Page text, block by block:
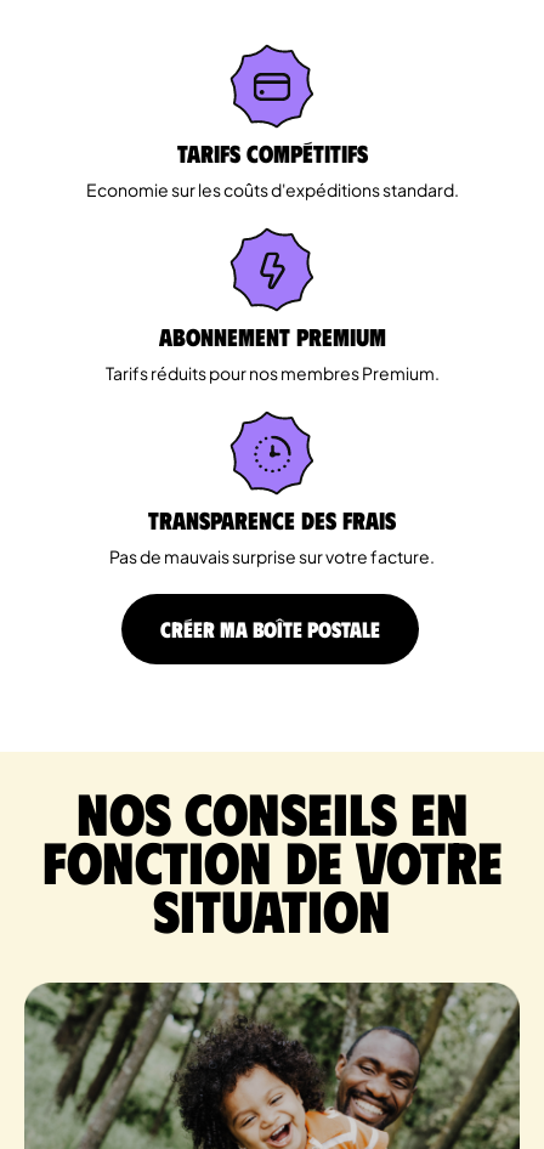
Tarifs Compétitifs
Economie sur les coûts d'expéditions standard.
Abonnement Premium
Tarifs réduits pour nos membres Premium.
Transparence des Frais
Pas de mauvais surprise sur votre facture.
CRÉER MA BOÎTE POSTALE
Nos conseils en
fonction de votre
situation